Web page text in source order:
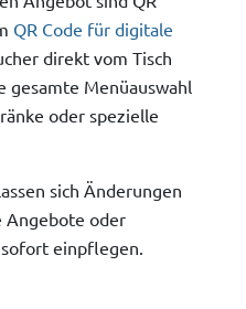
QR Code für digitale
direkt vom Tisch
gesamte Menüauswahl
oder spezielle
sich Änderungen
Angebote oder
einpflegen.